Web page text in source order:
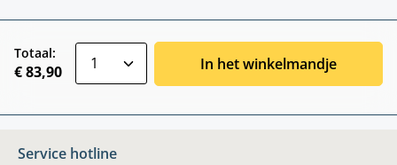
Totaal:
€ 83,90 In het winkelmandje
Service hotline